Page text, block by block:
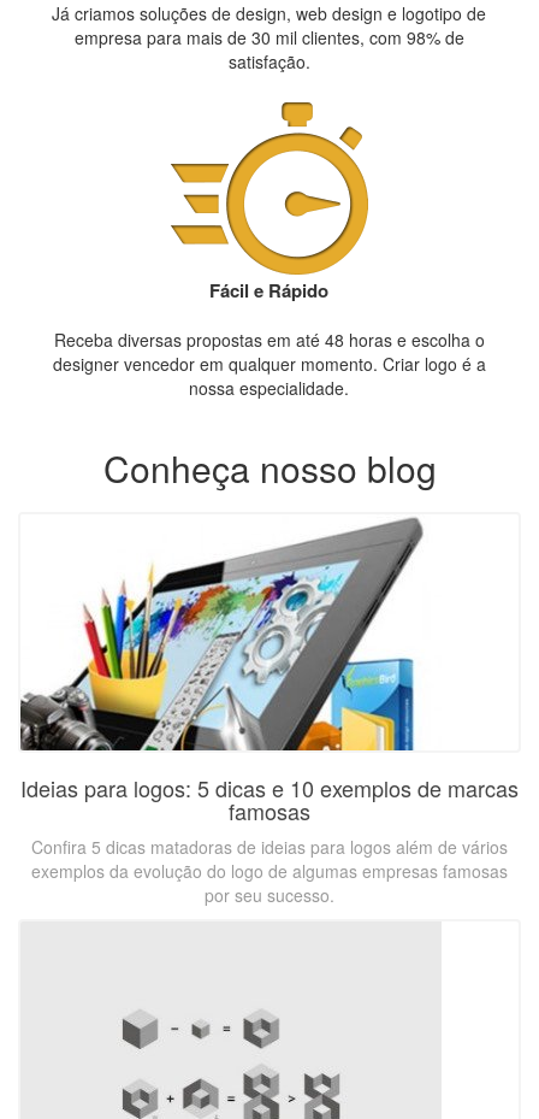
Já criamos soluções de design, web design e logotipo de
empresa para mais de 30 mil clientes, com 98% de
satisfação.
Fácil e Rápido
Receba diversas propostas em até 48 horas e escolha o
designer vencedor em qualquer momento. Criar logo é a
nossa especialidade.
Conheça nosso blog
Ideias para logos: 5 dicas e 10 exemplos de marcas
famosas
Confira 5 dicas matadoras de ideias para logos além de vários
exemplos da evolução do logo de algumas empresas famosas
por seu sucesso.